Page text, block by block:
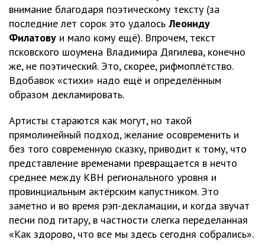
внимание благодаря поэтическому тексту (за
последние лет сорок это удалось Леониду
Филатову и мало кому ещё). Впрочем, текст
псковского шоумена Владимира Дягилева, конечно
же, не поэтический. Это, скорее, рифмоплётство.
Вдобавок «стихи» надо ещё и определённым
образом декламировать.
Артисты стараются как могут, но такой
прямолинейный подход, желание осовременить и
без того современную сказку, приводит к тому, что
представление временами превращается в нечто
среднее между КВН регионального уровня и
провинциальным актёрским капустником. Это
заметно и во время рэп-декламации, и когда звучат
песни под гитару, в частности слегка переделанная
«Как здорово, что все мы здесь сегодня собрались».